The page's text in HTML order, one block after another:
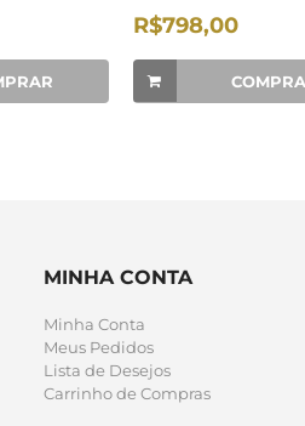
R$798,00
MINHA CONTA
Minha Conta
Meus Pedidos
Lista de Desejos
Carrinho de Compras